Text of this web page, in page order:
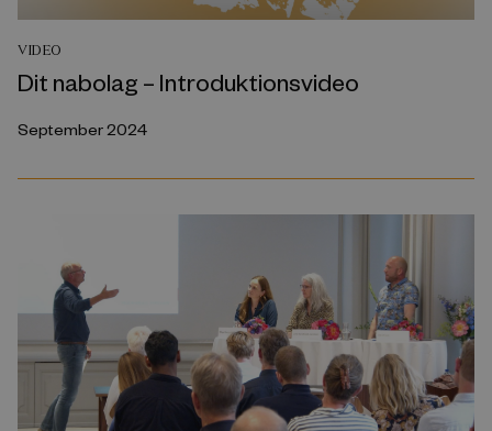
VIDEO
Dit nabolag – Introduktionsvideo
September 2024